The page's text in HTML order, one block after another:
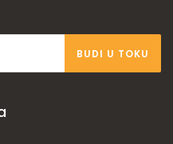
BUDI U TOKU